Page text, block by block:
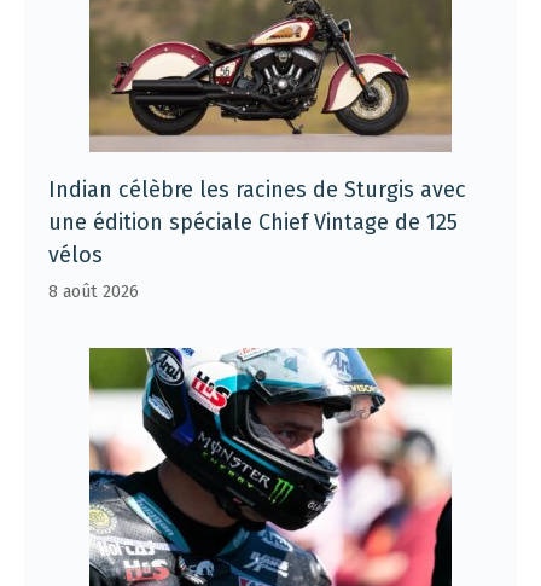
Indian célèbre les racines de Sturgis avec
une édition spéciale Chief Vintage de 125
vélos
8 août 2026